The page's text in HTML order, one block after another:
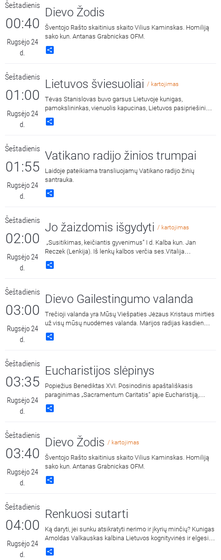
Šeštadienis
00:40
Rugsėjo 24
d.
Dievo Žodis
Šventojo Rašto skaitinius skaito Vilius Kaminskas. Homiliją
sako kun. Antanas Grabnickas OFM.
Šeštadienis
01:00
Rugsėjo 24
d.
Lietuvos šviesuoliai / kartojimas
Tėvas Stanislovas buvo garsus Lietuvoje kunigas,
pamokslininkas, vienuolis kapucinas, Lietuvos pasipriešinimo
sovietinei okupacijai veikėjas. Apie šį šviesaus atminimo
dvasininką pasakoja jį prisimenantys Valdas, Ramūnas ir
Šeštadienis
01:55
Rugsėjo 24
d.
Vatikano radijo žinios trumpai
Laidoje pateikiama transliuojamų Vatikano radijo žinių
santrauka.
Šeštadienis
02:00
Rugsėjo 24
d.
Jo žaizdomis išgydyti / kartojimas
„Susitikimas, keičiantis gyvenimus” I d. Kalba kun. Jan
Reczek (Lenkija). Iš lenkų kalbos verčia ses.Vitalija
Fedaravičiūtė.
Šeštadienis
03:00
Rugsėjo 24
d.
Dievo Gailestingumo valanda
Trečioji valanda yra Mūsų Viešpaties Jėzaus Kristaus mirties
už visų mūsų nuodėmes valanda. Marijos radijas kasdien
15:00 ir 3:00 kviečia melstis drauge kalbant Dievo
Gailestingumo vainikėlį ir litaniją bei pasiklausyti ištraukų iš
gerbiamas Gailestingojo Jėzaus paveikslas, nutapytas pagal
šv. Faustinos regėjimus.
Šeštadienis
03:35
Rugsėjo 24
d.
Eucharistijos slėpinys
Popiežius Benediktas XVI. Posinodinis apaštališkasis
paraginimas „Sacramentum Caritatis“ apie Eucharistiją,
Bažnyčios gyvenimo ir misijos versmę ir šaltinį. Skaito Laimis
Krunglevičius.
Šeštadienis
03:40
Rugsėjo 24
d.
Dievo Žodis / kartojimas
Šventojo Rašto skaitinius skaito Vilius Kaminskas. Homiliją
sako kun. Antanas Grabnickas OFM.
Šeštadienis
04:00
Rugsėjo 24
d.
Renkuosi sutarti
Ką daryti, jei sunku atsikratyti nerimo ir įkyrių minčių? Kunigas
Arnoldas Valkauskas kalbina Lietuvos kognityvinės ir elgesio
terapijos asociacijos prezidentą, psichoterapeutą dr. Julių
Neverauską.